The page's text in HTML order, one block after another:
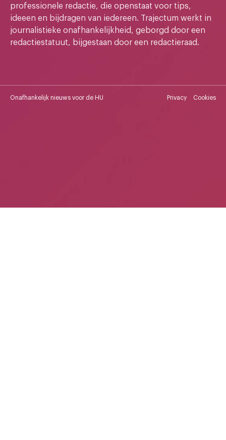
professionele redactie, die openstaat voor tips,
ideeen en bijdragen van iedereen. Trajectum werkt in
journalistieke onafhankelijkheid, geborgd door een
redactiestatuut, bijgestaan door een redactieraad.
Onafhankelijk nieuws voor de HU Privacy Cookies